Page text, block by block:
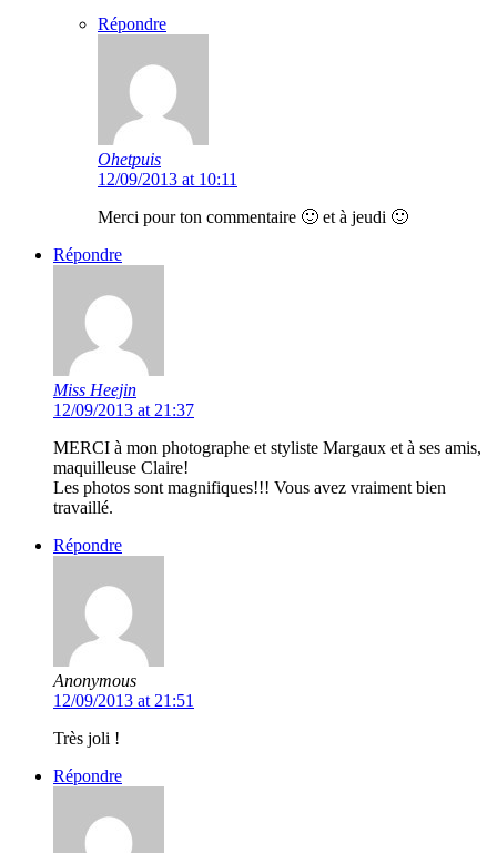
Répondre
Ohetpuis
12/09/2013 at 10:11
Merci pour ton commentaire 🙂 et à jeudi 🙂
Répondre
Miss Heejin
12/09/2013 at 21:37
MERCI à mon photographe et styliste Margaux et à ses amis,
maquilleuse Claire!
Les photos sont magnifiques!!! Vous avez vraiment bien
travaillé.
Répondre
Anonymous
12/09/2013 at 21:51
Très joli !
Répondre